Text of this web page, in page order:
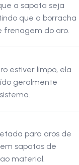
desgaste irregular e
com material
em condições de
o suficiente para
a sapata seja
que a borracha
frenagem do aro.
estiver limpo, ela
geralmente
para aros de
sapatas de
material.